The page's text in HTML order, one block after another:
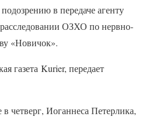
в передаче агенту
ОЗХО по нервно-
«Новичок».
газета Kurier, передает
четверг, Иоганнеса Петерлика,